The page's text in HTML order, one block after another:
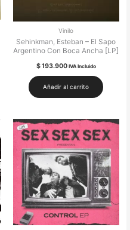
Vinilo
Sehinkman, Esteban – El Sapo
Argentino Con Boca Ancha [LP]
$193.900 IVA Incluido
Añadir al carrito